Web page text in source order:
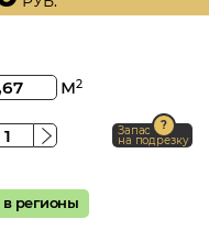
м2
Запас
на подрезку
в регионы